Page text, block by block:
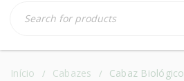
Início / Cabazes / Cabaz Biológico